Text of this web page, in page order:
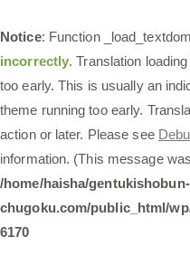
Notice: Function
incorrectly. Translation
too early. This is usually an
theme running too early.
action or later. Please see
information. (This message
/home/haisha/gentukishobun-
chugoku.com/public_html/
6170